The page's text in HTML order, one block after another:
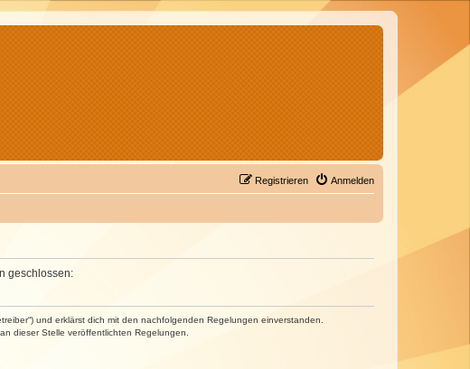
Anmelden
Registrieren
geschlossen:
und erklärst dich mit den nachfolgenden Regelungen einverstanden.
dieser Stelle veröffentlichten Regelungen.